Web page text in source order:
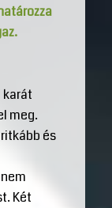
karát
meg.
és
Két